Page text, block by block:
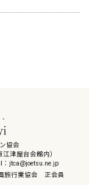
協会
津屋台会館内）
：jtca@joetsu.ne.jp
旅行業協会 正会員